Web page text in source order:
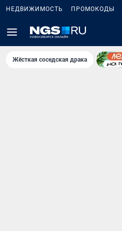
НЕДВИЖИМОСТЬ ПРОМОКОДЫ
Жёсткая соседская драка